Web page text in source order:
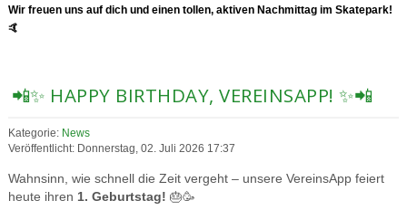
Wir freuen uns auf dich und einen tollen, aktiven Nachmittag im Skatepark!
🤙
📲✨ HAPPY BIRTHDAY, VEREINSAPP! ✨📲
Kategorie: News
Veröffentlicht: Donnerstag, 02. Juli 2026 17:37
Wahnsinn, wie schnell die Zeit vergeht – unsere VereinsApp feiert
heute ihren 1. Geburtstag! 🎂🥳